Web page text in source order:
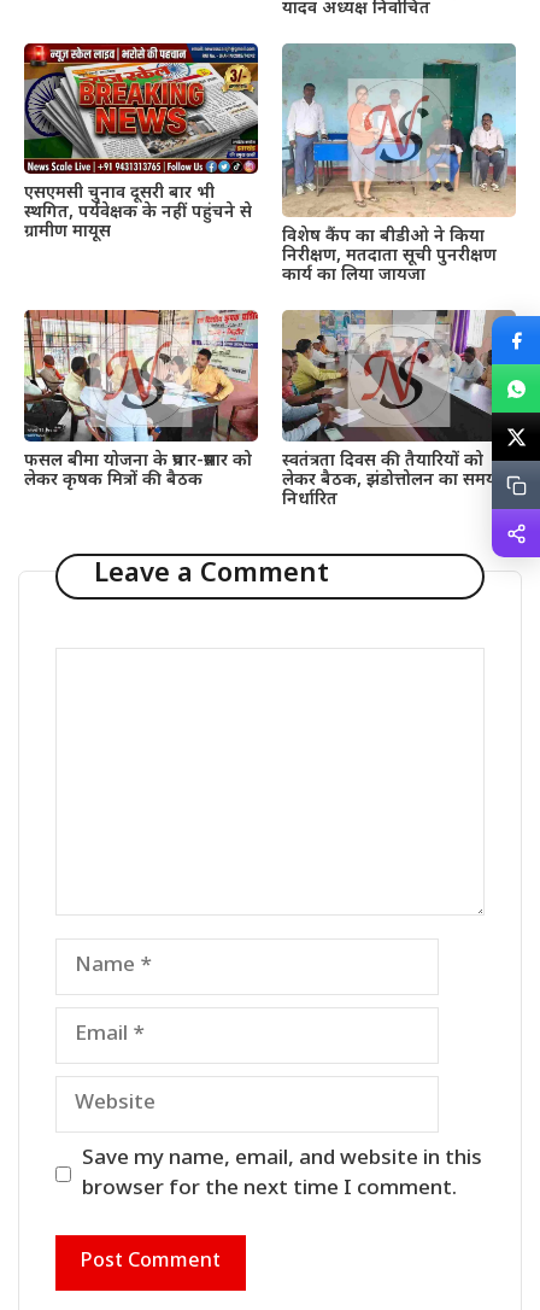
यादव अध्यक्ष निर्वाचित
एसएमसी चुनाव दूसरी बार भी
स्थगित, पर्यवेक्षक के नहीं पहुंचने से
ग्रामीण मायूस
विशेष कैंप का बीडीओ ने किया
निरीक्षण, मतदाता सूची पुनरीक्षण
कार्य का लिया जायजा
फसल बीमा योजना के प्रचार-प्रसार को
लेकर कृषक मित्रों की बैठक
स्वतंत्रता दिवस की तैयारियों को
लेकर बैठक, झंडोत्तोलन का समय
निर्धारित
Leave a Comment
Name
Email
Website
Save my name, email, and website in this
browser for the next time I comment.